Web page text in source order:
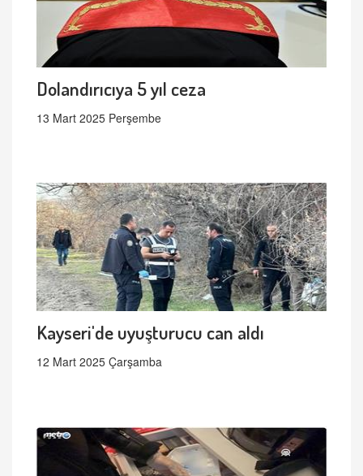
Dolandırıcıya 5 yıl ceza
13 Mart 2025 Perşembe
Kayseri'de uyuşturucu can aldı
12 Mart 2025 Çarşamba